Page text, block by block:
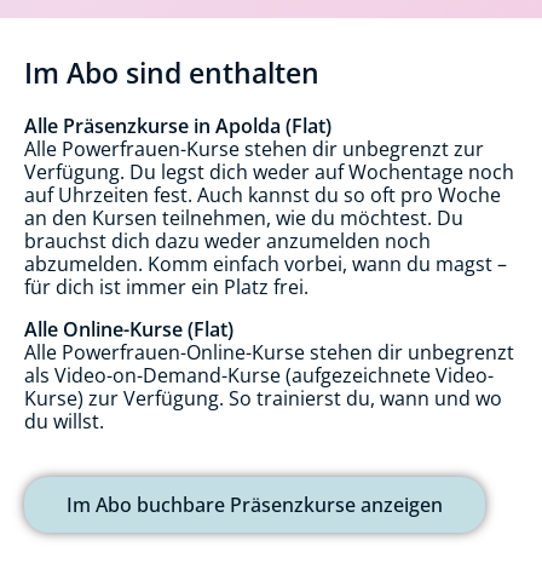
Im Abo sind enthalten
Alle Präsenzkurse in Apolda (Flat)
Alle Powerfrauen-Kurse stehen dir unbegrenzt zur
Verfügung. Du legst dich weder auf Wochentage noch
auf Uhrzeiten fest. Auch kannst du so oft pro Woche
an den Kursen teilnehmen, wie du möchtest. Du
brauchst dich dazu weder anzumelden noch
abzumelden. Komm einfach vorbei, wann du magst –
für dich ist immer ein Platz frei.
Alle Online-Kurse (Flat)
Alle Powerfrauen-Online-Kurse stehen dir unbegrenzt
als Video-on-Demand-Kurse (aufgezeichnete Video-
Kurse) zur Verfügung. So trainierst du, wann und wo
du willst.
Im Abo buchbare Präsenzkurse anzeigen